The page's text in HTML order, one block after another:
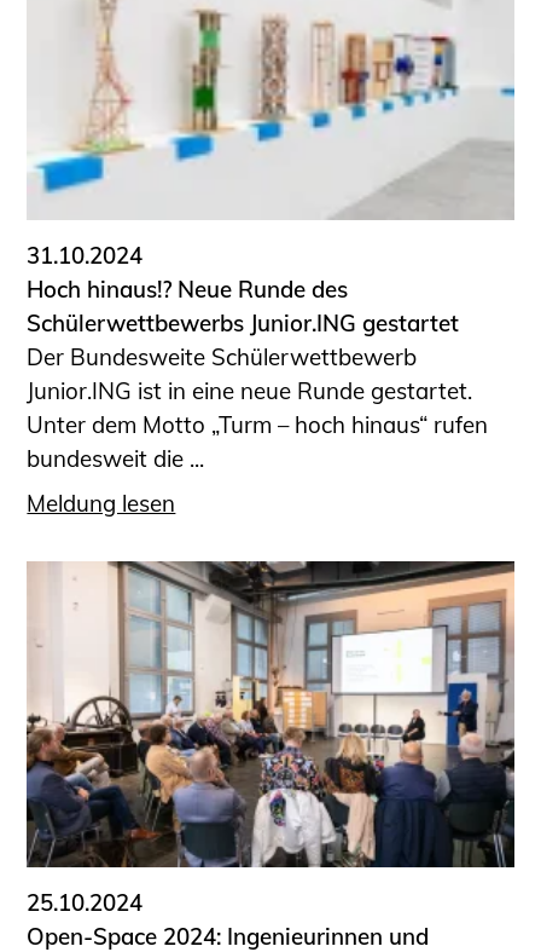
31.10.2024
Hoch hinaus!? Neue Runde des
Schülerwettbewerbs Junior.ING gestartet
Der Bundesweite Schülerwettbewerb
Junior.ING ist in eine neue Runde gestartet.
Unter dem Motto „Turm – hoch hinaus“ rufen
bundesweit die ...
Meldung lesen
25.10.2024
Open-Space 2024: Ingenieurinnen und